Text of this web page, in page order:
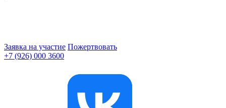
Заявка на участие Пожертвовать
+7 (926) 000 3600